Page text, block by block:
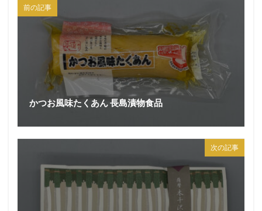
前の記事
かつお風味たくあん 長島漬物食品
次の記事